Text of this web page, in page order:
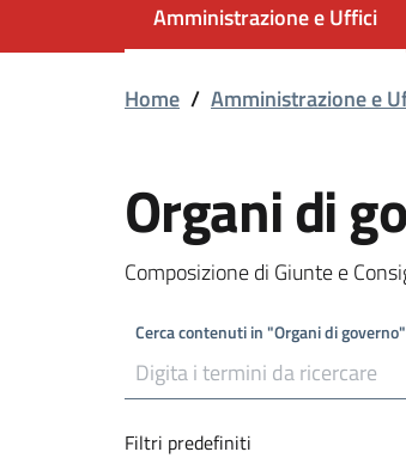
Amministrazione e Uffici
Home / Amministrazione e
Organi di
Composizione di Giunte e
Cerca contenuti in "Organi di governo"
Filtri predefiniti